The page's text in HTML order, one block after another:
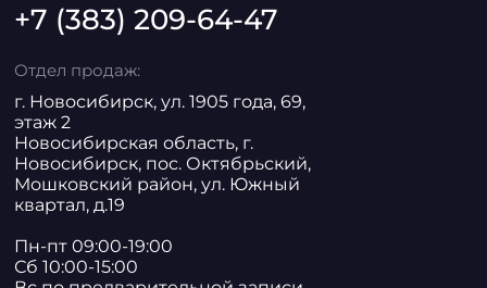
+7 (383) 209-64-47
Отдел продаж:
г. Новосибирск, ул. 1905 года, 69,
этаж 2
Новосибирская область, г.
Новосибирск, пос. Октябрьский,
Мошковский район, ул. Южный
квартал, д.19
Пн-пт 09:00-19:00
Сб 10:00-15:00